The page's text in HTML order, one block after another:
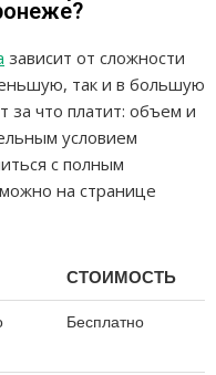
зависит от сложности
так и в большую
за что платит: объем и
условием
с полным
на странице
СТОИМОСТЬ
Бесплатно